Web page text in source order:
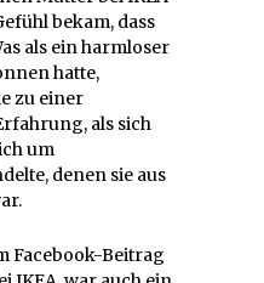
bekam, dass
als ein harmloser
hatte,
zu einer
als sich
um
denen sie aus
Facebook-Beitrag